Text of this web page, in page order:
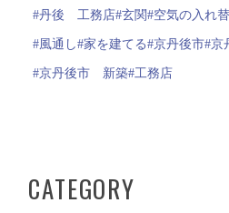
#丹後 工務店#玄関#空気の入れ替
#風通し#家を建てる#京丹後市#京
#京丹後市 新築#工務店
CATEGORY